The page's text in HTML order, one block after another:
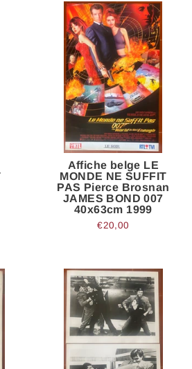
Affiche belge LE
MONDE NE SUFFIT
PAS Pierce Brosnan
JAMES BOND 007
40x63cm 1999
€20,00